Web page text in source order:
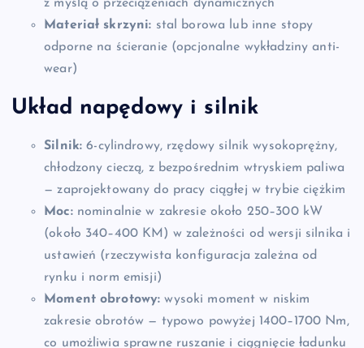
z myślą o przeciążeniach dynamicznych
Materiał skrzyni: stal borowa lub inne stopy
odporne na ścieranie (opcjonalne wykładziny anti-
wear)
Układ napędowy i silnik
Silnik: 6-cylindrowy, rzędowy silnik wysokoprężny,
chłodzony cieczą, z bezpośrednim wtryskiem paliwa
— zaprojektowany do pracy ciągłej w trybie ciężkim
Moc:nominalnie w zakresie około 250–300 kW
(około 340–400 KM) w zależności od wersji silnika i
ustawień (rzeczywista konfiguracja zależna od
rynku i norm emisji)
Moment obrotowy: wysoki moment w niskim
zakresie obrotów — typowo powyżej 1400–1700 Nm,
co umożliwia sprawne ruszanie i ciągnięcie ładunku